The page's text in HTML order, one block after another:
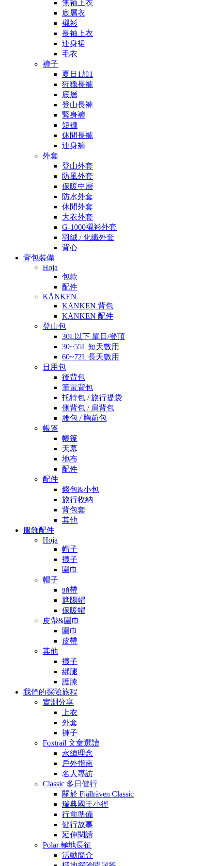
無袖上衣
底層衣
襯衫
長袖上衣
連身裙
毛衣
褲子
夏日1加1
狩獵長褲
底層
登山長褲
緊身褲
短褲
休閒長褲
連身褲
外套
登山外套
防風外套
保暖中層
防水外套
休閒外套
大衣外套
G-1000襯衫外套
羽絨 / 化纖外套
背心
背包裝備
Hoja
包款
配件
KÅNKEN
KÅNKEN 背包
KÅNKEN 配件
登山包
30L以下 單日/登頂
30~55L 短天數用
60~72L 長天數用
日用包
後背包
筆電背包
托特包 / 旅行提袋
側背包 / 肩背包
腰包 / 胸前包
帳篷
帳篷
天幕
地布
配件
配件
錢包&小包
旅行收納
背包套
其他
服飾配件
Hoja
帽子
襪子
圍巾
帽子
頭帶
遮陽帽
保暖帽
皮帶&圍巾
圍巾
皮帶
其他
襪子
綁腿
護膝
我們的探險旅程
實測分享
上衣
外套
褲子
Foxtrail 文章選讀
永續理念
戶外指南
名人專訪
Classic 多日健行
關於 Fjällräven Classic
瑞典國王小徑
行前準備
健行故事
延伸閱讀
Polar 極地長征
活動簡介